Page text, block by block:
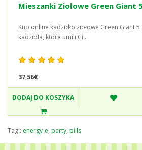
Mieszanki Ziołowe Green Giant
Kup online kadzidło ziołowe Green Giant
kadzidła, które umili Ci ..
37,56€
DODAJ DO KOSZYKA
Tagi: energy-e, party, pills